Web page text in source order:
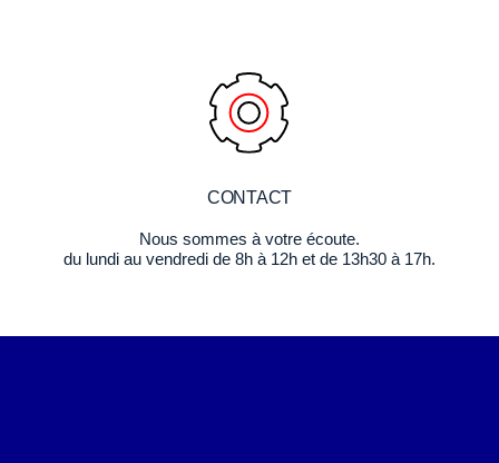
CONTACT
Nous sommes à votre écoute.
du lundi au vendredi de 8h à 12h et de 13h30 à 17h.